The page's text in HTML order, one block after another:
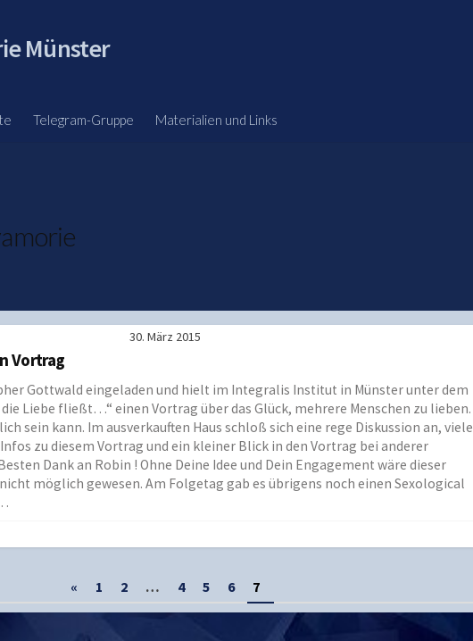
Münster
Telegram-Gruppe Materialien und Links
30. März 2015
Vortrag
Gottwald eingeladen und hielt im Integralis Institut in Münster unter dem
Liebe fließt…“ einen Vortrag über das Glück, mehrere Menschen zu lieben.
sein kann. Im ausverkauften Haus schloß sich eine rege Diskussion an, viele
zu diesem Vortrag und ein kleiner Blick in den Vortrag bei anderer
Dank an Robin ! Ohne Deine Idee und Dein Engagement wäre dieser
möglich gewesen. Am Folgetag gab es übrigens noch einen Sexological
« 1 2 … 4 5 6 7